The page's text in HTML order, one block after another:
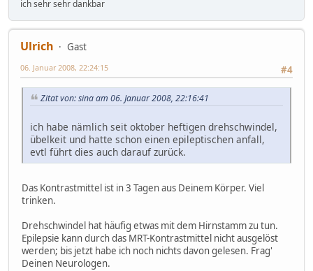
ich sehr sehr dankbar
Ulrich
Gast
#4
06. Januar 2008, 22:24:15
Zitat von: sina am 06. Januar 2008, 22:16:41
ich habe nämlich seit oktober heftigen drehschwindel,
übelkeit und hatte schon einen epileptischen anfall,
evtl führt dies auch darauf zurück.
Das Kontrastmittel ist in 3 Tagen aus Deinem Körper. Viel
trinken.
Drehschwindel hat häufig etwas mit dem Hirnstamm zu tun.
Epilepsie kann durch das MRT-Kontrastmittel nicht ausgelöst
werden; bis jetzt habe ich noch nichts davon gelesen. Frag'
Deinen Neurologen.